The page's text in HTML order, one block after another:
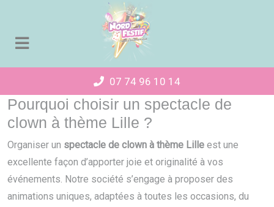
07 74 96 10 14
Pourquoi choisir un spectacle de
clown à thème Lille ?
Organiser un spectacle de clown à thème Lille est une
excellente façon d’apporter joie et originalité à vos
événements. Notre société s’engage à proposer des
animations uniques, adaptées à toutes les occasions, du
Panneau de gestion des cookies